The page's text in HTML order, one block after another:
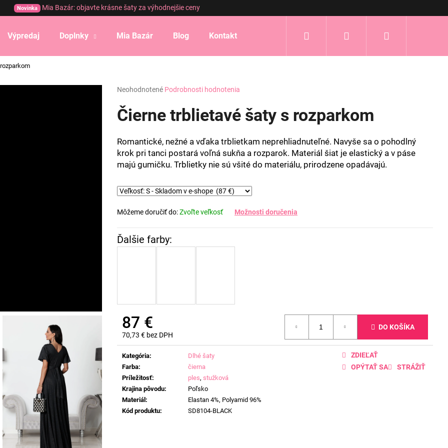
Novinka Mia Bazár: objavte krásne šaty za výhodnejšie ceny
Výpredaj Doplnky Mia Bazár Blog Kontakt Prihlásenie
Priemerné
produktu
je
5
hviezdičiek.
Neohodnotené Podrobnosti hodnotenia
Čierne trblietavé šaty s rozparkom
Romantické, nežné a vďaka trblietkam neprehliadnuteľné. Navyše sa o pohodlný
krok pri tanci postará voľná sukňa a rozparok. Materiál šiat je elastický a v páse
majú gumičku. Trblietky nie sú všité do materiálu, prirodzene opadávajú.
Môžeme doručiť do:Zvoľte veľkosť Možnosti doručenia
87 €
70,73 € bez DPH
Jednotková
cena:
DO KOŠÍKA
Kategória:
Dlhé šaty
Farba:
čierna
Príležitosť: ples, stužková
Krajina pôvodu:
Poľsko
Materiál:
Elastan 4%, Polyamid 96%
Kód produktu: SD8104-BLACK
OPÝTAŤ SA STRÁŽIŤ
ZDIEĽAŤ
Čo potrebujete nájsť?
HĽADAŤ